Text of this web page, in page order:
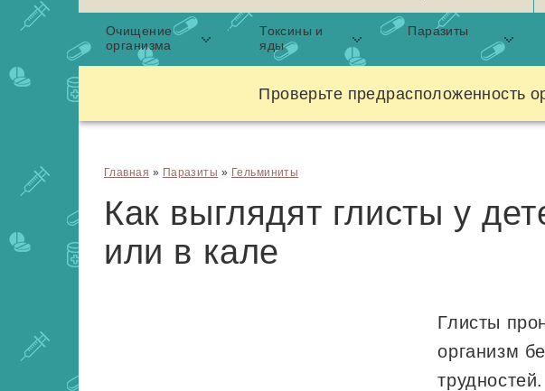
Очищение
организма
Токсины и
яды
Паразиты
Проверьте предрасположенность
Главная » Паразиты » Гельминиты
Как выглядят глисты у
или в кале
Глисты
организм